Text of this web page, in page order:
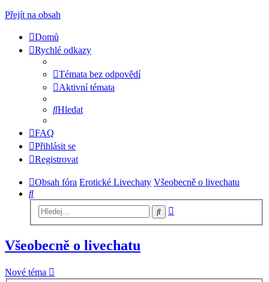
Přejít na obsah
Domů
Rychlé odkazy
Témata bez odpovědí
Aktivní témata
Hledat
FAQ
Přihlásit se
Registrovat
Obsah fóra Erotické Livechaty Všeobecně o livechatu
Hledat
Hledat
Všeobecně o livechatu
Nové téma